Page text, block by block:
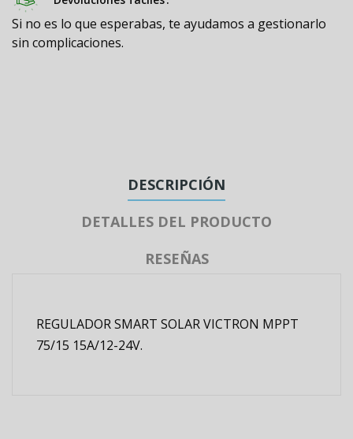
Si no es lo que esperabas, te ayudamos a gestionarlo
sin complicaciones.
DESCRIPCIÓN
DETALLES DEL PRODUCTO
RESEÑAS
REGULADOR SMART SOLAR VICTRON MPPT
75/15 15A/12-24V.